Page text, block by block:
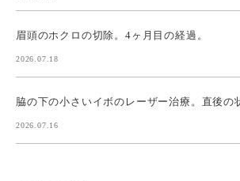
眉頭のホクロの切除。4ヶ月目の経過。
2026.07.18
脇の下の小さいイボのレーザー治療。直後の
2026.07.16